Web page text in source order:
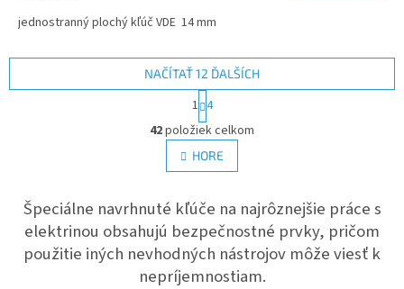
jednostranný plochý kľúč VDE 14 mm
O
v
l
á
a
c
i
e
p
NAČÍTAŤ 12 ĎALŠÍCH
S
t
r
á
n
k
v
a
n
i
e
1 4
42položiek celkom
HORE
Špeciálne navrhnuté kľúče na najrôznejšie práce s
elektrinou obsahujú bezpečnostné prvky, pričom
použitie iných nevhodných nástrojov môže viesť k
nepríjemnostiam.